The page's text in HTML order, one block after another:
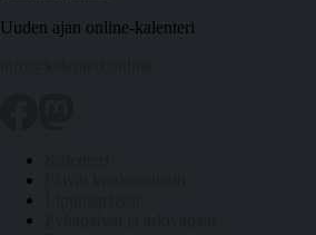
Uuden ajan online-kalenteri